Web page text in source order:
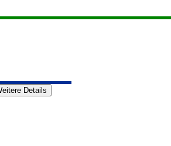
Details